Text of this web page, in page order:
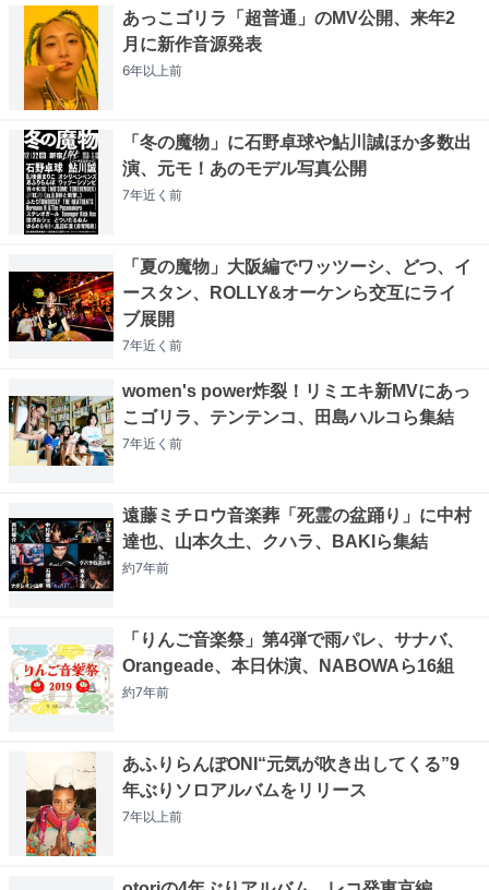
あっこゴリラ「超普通」のMV公開、来年2
月に新作音源発表
6年以上前
「冬の魔物」に石野卓球や鮎川誠ほか多数出
演、元モ！あのモデル写真公開
7年近く 前
「夏の魔物」大阪編でワッツーシ、どつ、イ
ースタン、ROLLY&オーケンら交互にライ
ブ展開
7年近く 前
women's power炸裂！リミエキ新MVにあっ
こゴリラ、テンテンコ、田島ハルコら集結
7年近く 前
遠藤ミチロウ音楽葬「死霊の盆踊り」に中村
達也、山本久土、クハラ、BAKIら集結
約7年前
「りんご音楽祭」第4弾で雨パレ、サナバ、
Orangeade、本日休演、NABOWAら16組
約7年前
あふりらんぽONI“元気が吹き出してくる”9
年ぶりソロアルバムをリリース
7年以上前